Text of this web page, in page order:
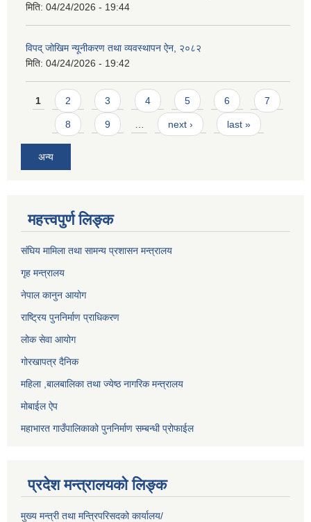
मिति: 04/24/2026 - 19:44
विपद् जोखिम न्यूनीकरण तथा व्यवस्थापन ऐन, २०८२
मिति: 04/24/2026 - 19:42
Pages
1 2 3 4 5 6 7
8 9 next › last »
अन्य
महत्त्वपुर्ण लिङ्क
संघिय मामिला तथा सामन्य प्रशासन मन्त्रालय
गृह मन्त्रालय
नेपाल कानुन आयोग
राष्ट्रिय पुननिर्माण प्राधिकरण
लोक सेवा आयोग
गोरखापत्र दैनिक
महिला ,बालबालिका तथा ज्येष्ठ नागरिक मन्त्रालय
मोबाईल ऐप
महाभारत गाउँपालिकाको पुननिर्माण सम्बन्धी प्रोफाईल
प्रदेश मन्त्रालयको लिङ्क
मुख्य मन्त्री तथा मन्त्रिपरिसदको कार्यालय/